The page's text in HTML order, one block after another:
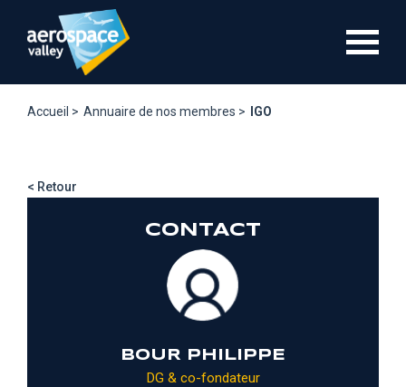
contenu
Accueil > Annuaire de nos membres > IGO
< Retour
CONTACT
BOUR PHILIPPE
DG & co-fondateur